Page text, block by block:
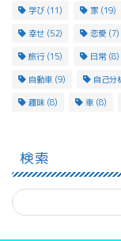
学び (11) 家 (19)
幸せ (52) 恋愛 (7)
旅行(15) 日常(8)
自動車 (9) 自己分
趣味 (8) 車 (8)
検索